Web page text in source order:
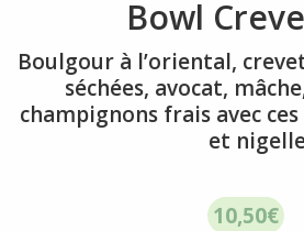
Bowl
Boulgour à l’oriental,
séchées, avocat,
champignons frais avec
et
10,50€